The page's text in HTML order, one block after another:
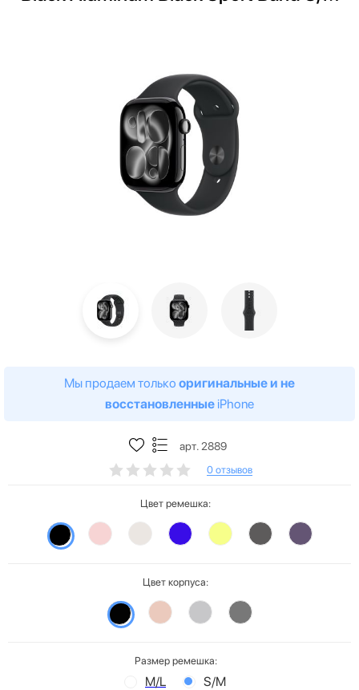
Мы продаем только оригинальные и не
восстановленные iPhone
арт. 2889
0 отзывов
Цвет ремешка:
Цвет корпуса:
Размер ремешка:
M/L S/M